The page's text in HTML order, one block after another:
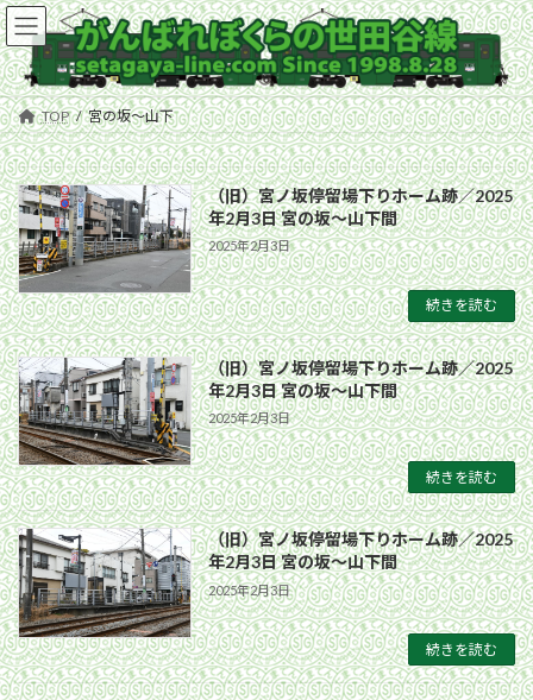
コ
ン
テ
ン
ツ
へ
ス
キ
ッ
プ
ナ
ビ
ゲ
ー
シ
ョ
ン
に
移
動
TOP 宮の坂〜山下
（旧）宮ノ坂停留場下りホーム跡／2025
年2月3日 宮の坂〜山下間
2025年2月3日
続きを読む
（旧）宮ノ坂停留場下りホーム跡／2025
年2月3日 宮の坂〜山下間
2025年2月3日
続きを読む
（旧）宮ノ坂停留場下りホーム跡／2025
年2月3日 宮の坂〜山下間
2025年2月3日
続きを読む